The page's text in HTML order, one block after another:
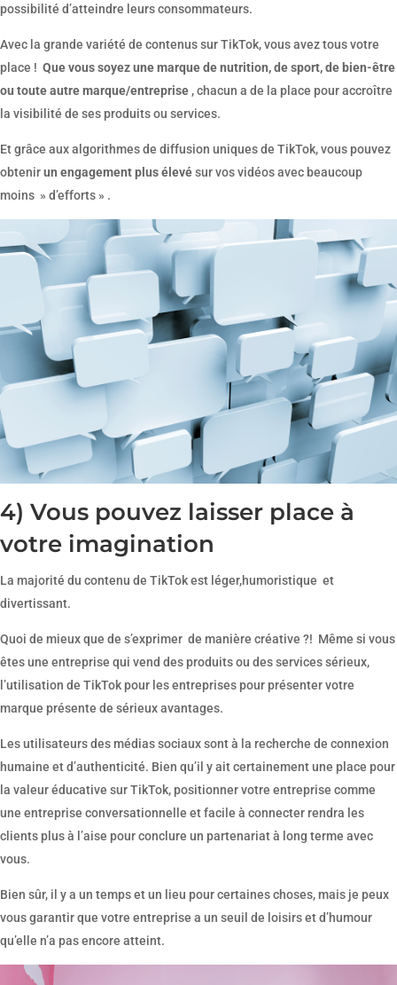
possibilité d’atteindre leurs consommateurs.
Avec la grande variété de contenus sur TikTok, vous avez tous votre
place ! Que vous soyez une marque de nutrition, de sport, de bien-être
ou toute autre marque/entreprise , chacun a de la place pour accroître
la visibilité de ses produits ou services.
Et grâce aux algorithmes de diffusion uniques de TikTok, vous pouvez
obtenirun engagement plus élevésur vos vidéos avec beaucoup
moins » d’efforts » .
4) Vous pouvez laisser place à
votre imagination
La majorité du contenu de TikTok est léger,humoristique et
divertissant.
Quoi de mieux que de s’exprimer de manière créative ?! Même si vous
êtes une entreprise qui vend des produits ou des services sérieux,
l’utilisation de TikTok pour les entreprises pour présenter votre
marque présente de sérieux avantages.
Les utilisateurs des médias sociaux sont à la recherche de connexion
humaine et d’authenticité. Bien qu’il y ait certainement une place pour
la valeur éducative sur TikTok, positionner votre entreprise comme
une entreprise conversationnelle et facile à connecter rendra les
clients plus à l’aise pour conclure un partenariat à long terme avec
vous.
Bien sûr, il y a un temps et un lieu pour certaines choses, mais je peux
vous garantir que votre entreprise a un seuil de loisirs et d’humour
qu’elle n’a pas encore atteint.